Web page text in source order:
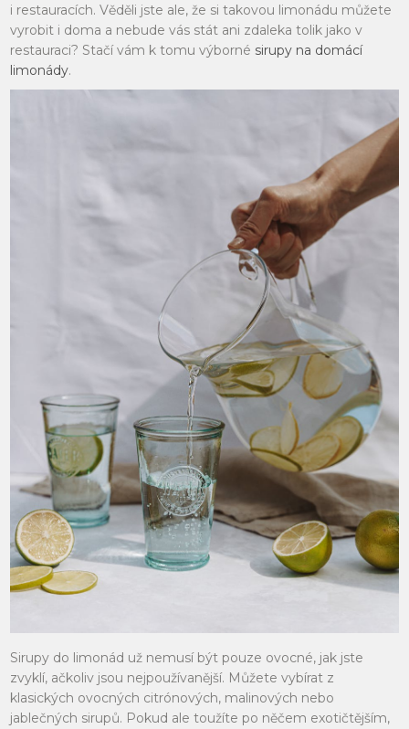
i restauracích. Věděli jste ale, že si takovou limonádu můžete
vyrobit i doma a nebude vás stát ani zdaleka tolik jako v
restauraci? Stačí vám k tomu výborné sirupy na domácí
limonády.
Sirupy do limonád už nemusí být pouze ovocné, jak jste
zvyklí, ačkoliv jsou nejpoužívanější. Můžete vybírat z
klasických ovocných citrónových, malinových nebo
jablečných sirupů. Pokud ale toužíte po něčem exotičtějším,